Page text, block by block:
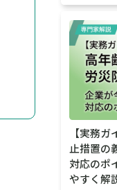
【実務
止措置の
対応のポ
やすく解